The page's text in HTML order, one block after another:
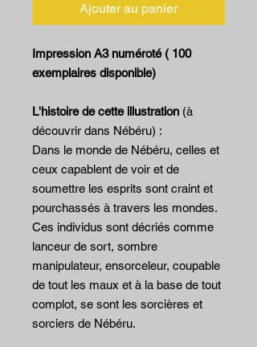
Ajouter au panier
Impression A3 numéroté ( 100
exemplaires disponible)
L'histoire de cette illustration (à
découvrir dans Nébéru) :
Dans le monde de Nébéru, celles et
ceux capablent de voir et de
soumettre les esprits sont craint et
pourchassés à travers les mondes.
Ces individus sont décriés comme
lanceur de sort, sombre
manipulateur, ensorceleur, coupable
de tout les maux et à la base de tout
complot, se sont les sorcières et
sorciers de Nébéru.